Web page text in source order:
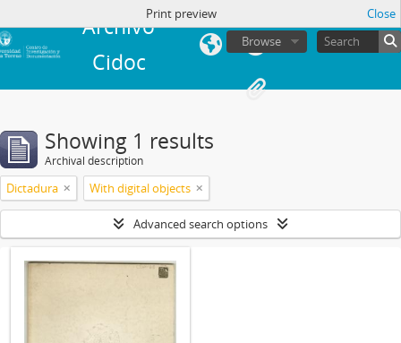
Archivo
Cidoc
Browse
Print preview Close
Showing 1 results
Archival description
Dictadura With digital objects
Advanced search options